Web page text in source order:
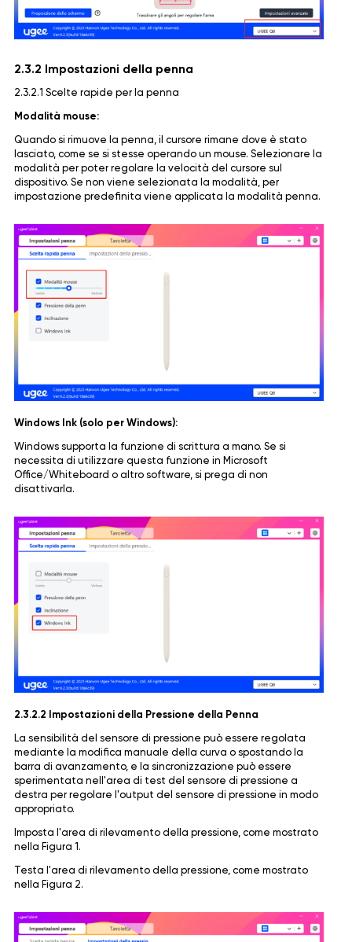
2.3.2 Impostazioni della penna
2.3.2.1 Scelte rapide per la penna
Modalità mouse:
Quando si rimuove la penna, il cursore rimane dove è stato
lasciato, come se si stesse operando un mouse. Selezionare la
modalità per poter regolare la velocità del cursore sul
dispositivo. Se non viene selezionata la modalità, per
impostazione predefinita viene applicata la modalità penna.
Windows Ink (solo per Windows):
Windows supporta la funzione di scrittura a mano. Se si
necessita di utilizzare questa funzione in Microsoft
Office/Whiteboard o altro software, si prega di non
disattivarla.
2.3.2.2 Impostazioni della Pressione della Penna
La sensibilità del sensore di pressione può essere regolata
mediante la modifica manuale della curva o spostando la
barra di avanzamento, e la sincronizzazione può essere
sperimentata nell'area di test del sensore di pressione a
destra per regolare l'output del sensore di pressione in modo
appropriato.
Imposta l'area di rilevamento della pressione, come mostrato
nella Figura 1.
Testa l'area di rilevamento della pressione, come mostrato
nella Figura 2.